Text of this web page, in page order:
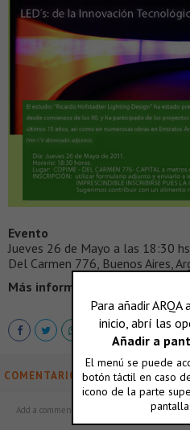
Evento
Jueves 26 de Mayo a las 18:30
Del Carmen 776, Buenos Aires,
Más información >
COMENTARIOS